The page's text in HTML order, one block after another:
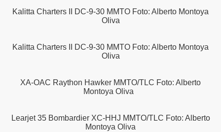
Kalitta Charters II DC-9-30 MMTO Foto: Alberto Montoya
Oliva
Kalitta Charters II DC-9-30 MMTO Foto: Alberto Montoya
Oliva
XA-OAC Raython Hawker MMTO/TLC Foto: Alberto
Montoya Oliva
Learjet 35 Bombardier XC-HHJ MMTO/TLC Foto: Alberto
Montoya Oliva